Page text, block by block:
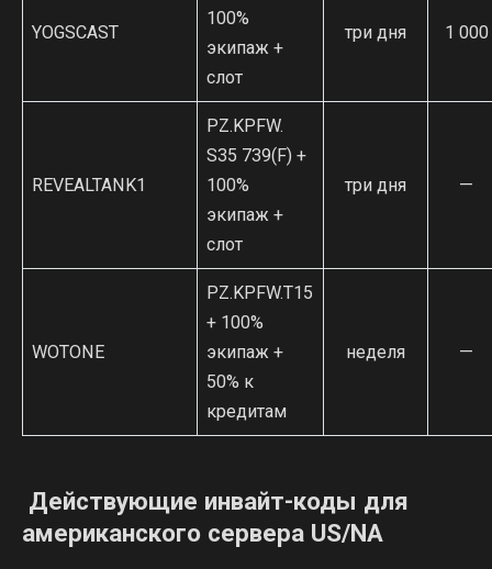
YOGSCAST
100%
экипаж +
слот
три дня 1 000
REVEALTANK1
PZ.KPFW.
S35 739(F) +
100%
экипаж +
слот
три дня —
WOTONE
PZ.KPFW.T15
+ 100%
экипаж +
50% к
кредитам
неделя —
Действующие инвайт-коды для
американского сервера US/NA